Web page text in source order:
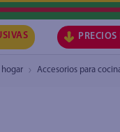
PRECIOS
Accesorios para